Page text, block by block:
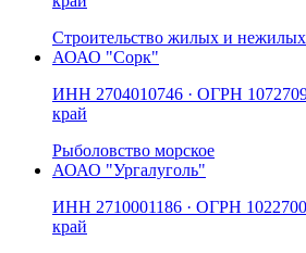
Строительство жилых и
АОАО "Сорк"
ИНН 2704010746 · ОГРН
край
Рыболовство морское
АОАО "Ургалуголь"
ИНН 2710001186 · ОГРН
край